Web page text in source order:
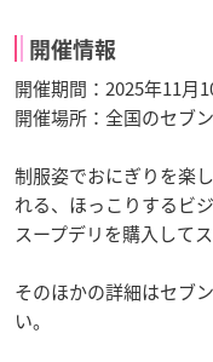
開催情報
開催期間：2025年11月
開催場所：全国のセブ
制服姿でおにぎりを楽
れる、ほっこりするビ
スープデリを購入して
そのほかの詳細はセブ
い。